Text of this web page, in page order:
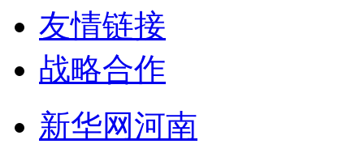
友情链接
战略合作
新华网河南